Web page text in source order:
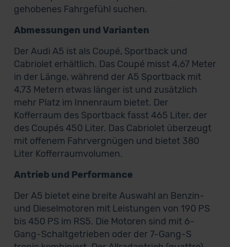
gehobenes Fahrgefühl suchen.
Abmessungen und Varianten
Der Audi A5 ist als Coupé, Sportback und
Cabriolet erhältlich. Das Coupé misst 4,67 Meter
in der Länge, während der A5 Sportback mit
4,73 Metern etwas länger ist und zusätzlich
mehr Platz im Innenraum bietet. Der
Kofferraum des Sportback fasst 465 Liter, der
des Coupés 450 Liter. Das Cabriolet überzeugt
mit offenem Fahrvergnügen und bietet 380
Liter Kofferraumvolumen.
Antrieb und Performance
Der A5 bietet eine breite Auswahl an Benzin-
und Dieselmotoren mit Leistungen von 190 PS
bis 450 PS im RS5. Die Motoren sind mit 6-
Gang-Schaltgetrieben oder der 7-Gang-S